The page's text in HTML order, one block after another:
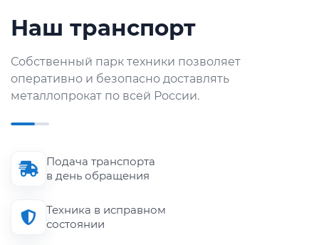
Наш транспорт
Собственный парк техники позволяет
оперативно и безопасно доставлять
металлопрокат по всей России.
Подача транспорта
в день обращения
Техника в исправном
состоянии